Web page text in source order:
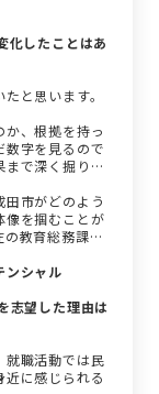
したことはあ
と思います。
、根拠を持っ
数字を見るので
で深く掘り下
市がどのよう
像を掴むことが
教育総務課で
ンシャル
志望した理由は
就職活動では民
に感じられる